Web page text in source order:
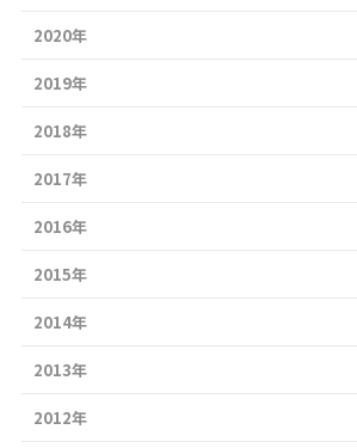
2020年
2019年
2018年
2017年
2016年
2015年
2014年
2013年
2012年